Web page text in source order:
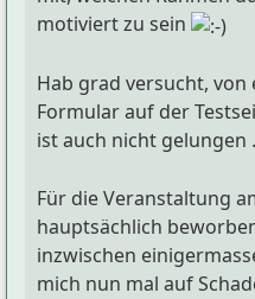
motiviert zu sein
Hab grad versucht,
Formular auf der
ist auch nicht gelungen
Für die Veranstaltung
hauptsächlich
inzwischen
mich nun mal auf